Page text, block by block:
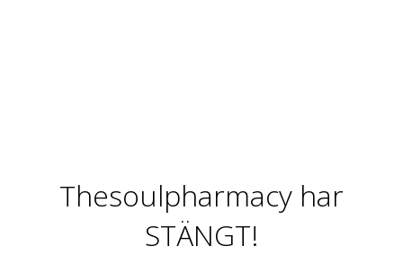
Thesoulpharmacy har
STÄNGT!